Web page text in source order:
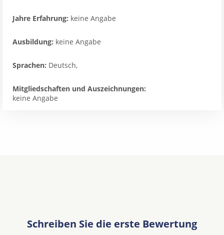
Jahre Erfahrung: keine Angabe
Ausbildung: keine Angabe
Sprachen: Deutsch,
Mitgliedschaften und Auszeichnungen:
keine Angabe
Schreiben Sie die erste Bewertung